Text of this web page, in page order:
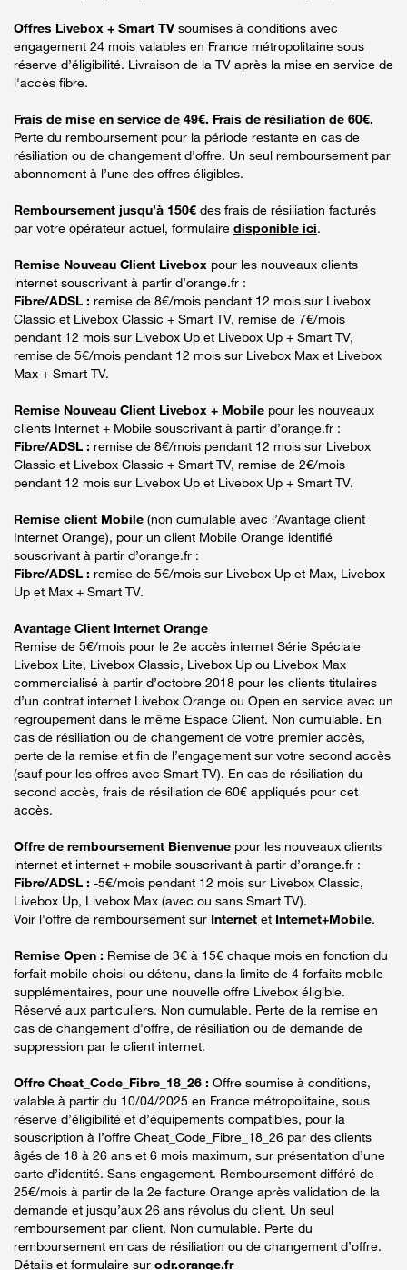
Offres Livebox + Smart TV soumises à conditions avec
engagement 24 mois valables en France métropolitaine sous
réserve d’éligibilité. Livraison de la TV après la mise en service de
l'accès fibre.
Frais de mise en service de 49€. Frais de résiliation de 60€.
Perte du remboursement pour la période restante en cas de
résiliation ou de changement d'offre. Un seul remboursement par
abonnement à l’une des offres éligibles.
Remboursement jusqu’à 150€ des frais de résiliation facturés
par votre opérateur actuel, formulaire disponible ici.
Remise Nouveau Client Livebox pour les nouveaux clients
internet souscrivant à partir d’orange.fr :
Fibre/ADSL : remise de 8€/mois pendant 12 mois sur Livebox
Classic et Livebox Classic + Smart TV, remise de 7€/mois
pendant 12 mois sur Livebox Up et Livebox Up + Smart TV,
remise de 5€/mois pendant 12 mois sur Livebox Max et Livebox
Max + Smart TV.
Remise Nouveau Client Livebox + Mobile pour les nouveaux
clients Internet + Mobile souscrivant à partir d’orange.fr :
Fibre/ADSL : remise de 8€/mois pendant 12 mois sur Livebox
Classic et Livebox Classic + Smart TV, remise de 2€/mois
pendant 12 mois sur Livebox Up et Livebox Up + Smart TV.
Remise client Mobile (non cumulable avec l’Avantage client
Internet Orange), pour un client Mobile Orange identifié
souscrivant à partir d’orange.fr :
Fibre/ADSL : remise de 5€/mois sur Livebox Up et Max, Livebox
Up et Max + Smart TV.
Avantage Client Internet Orange
Remise de 5€/mois pour le 2e accès internet Série Spéciale
Livebox Lite, Livebox Classic, Livebox Up ou Livebox Max
commercialisé à partir d’octobre 2018 pour les clients titulaires
d’un contrat internet Livebox Orange ou Open en service avec un
regroupement dans le même Espace Client. Non cumulable. En
cas de résiliation ou de changement de votre premier accès,
perte de la remise et fin de l’engagement sur votre second accès
(sauf pour les offres avec Smart TV). En cas de résiliation du
second accès, frais de résiliation de 60€ appliqués pour cet
accès.
Offre de remboursement Bienvenue pour les nouveaux clients
internet et internet + mobile souscrivant à partir d’orange.fr :
Fibre/ADSL : -5€/mois pendant 12 mois sur Livebox Classic,
Livebox Up, Livebox Max (avec ou sans Smart TV).
Voir l'offre de remboursement sur Internet et Internet+Mobile.
Remise Open : Remise de 3€ à 15€ chaque mois en fonction du
forfait mobile choisi ou détenu, dans la limite de 4 forfaits mobile
supplémentaires, pour une nouvelle offre Livebox éligible.
Réservé aux particuliers. Non cumulable. Perte de la remise en
cas de changement d'offre, de résiliation ou de demande de
suppression par le client internet.
Offre Cheat_Code_Fibre_18_26 : Offre soumise à conditions,
valable à partir du 10/04/2025 en France métropolitaine, sous
réserve d’éligibilité et d’équipements compatibles, pour la
souscription à l’offre Cheat_Code_Fibre_18_26 par des clients
âgés de 18 à 26 ans et 6 mois maximum, sur présentation d’une
carte d’identité. Sans engagement. Remboursement différé de
25€/mois à partir de la 2e facture Orange après validation de la
demande et jusqu’aux 26 ans révolus du client. Un seul
remboursement par client. Non cumulable. Perte du
remboursement en cas de résiliation ou de changement d’offre.
Détails et formulaire sur odr.orange.fr